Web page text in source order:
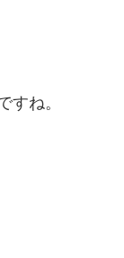
すね。